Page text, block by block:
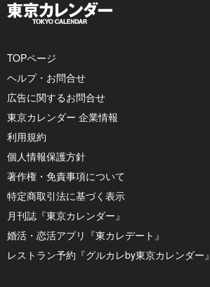
TOPページ
ヘルプ・お問合せ
広告に関するお問合せ
東京カレンダー 企業情報
利用規約
個人情報保護方針
著作権・免責事項について
特定商取引法に基づく表示
月刊誌『東京カレンダー』
婚活・恋活アプリ『東カレデート』
レストラン予約『グルカレby東京カレンダー』